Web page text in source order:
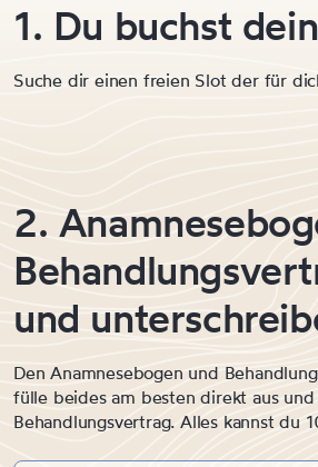
1. Du buchst
Suche dir einen freien Slot der für
2.
und
Den Anamnesebogen und
fülle beides am besten direkt aus
Behandlungsvertrag. Alles kannst du